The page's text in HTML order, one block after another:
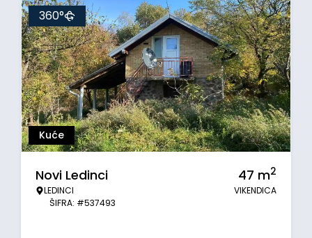
Kuće
360°
Novi Ledinci
LEDINCI
ŠIFRA: #537493
47 m2
VIKENDICA